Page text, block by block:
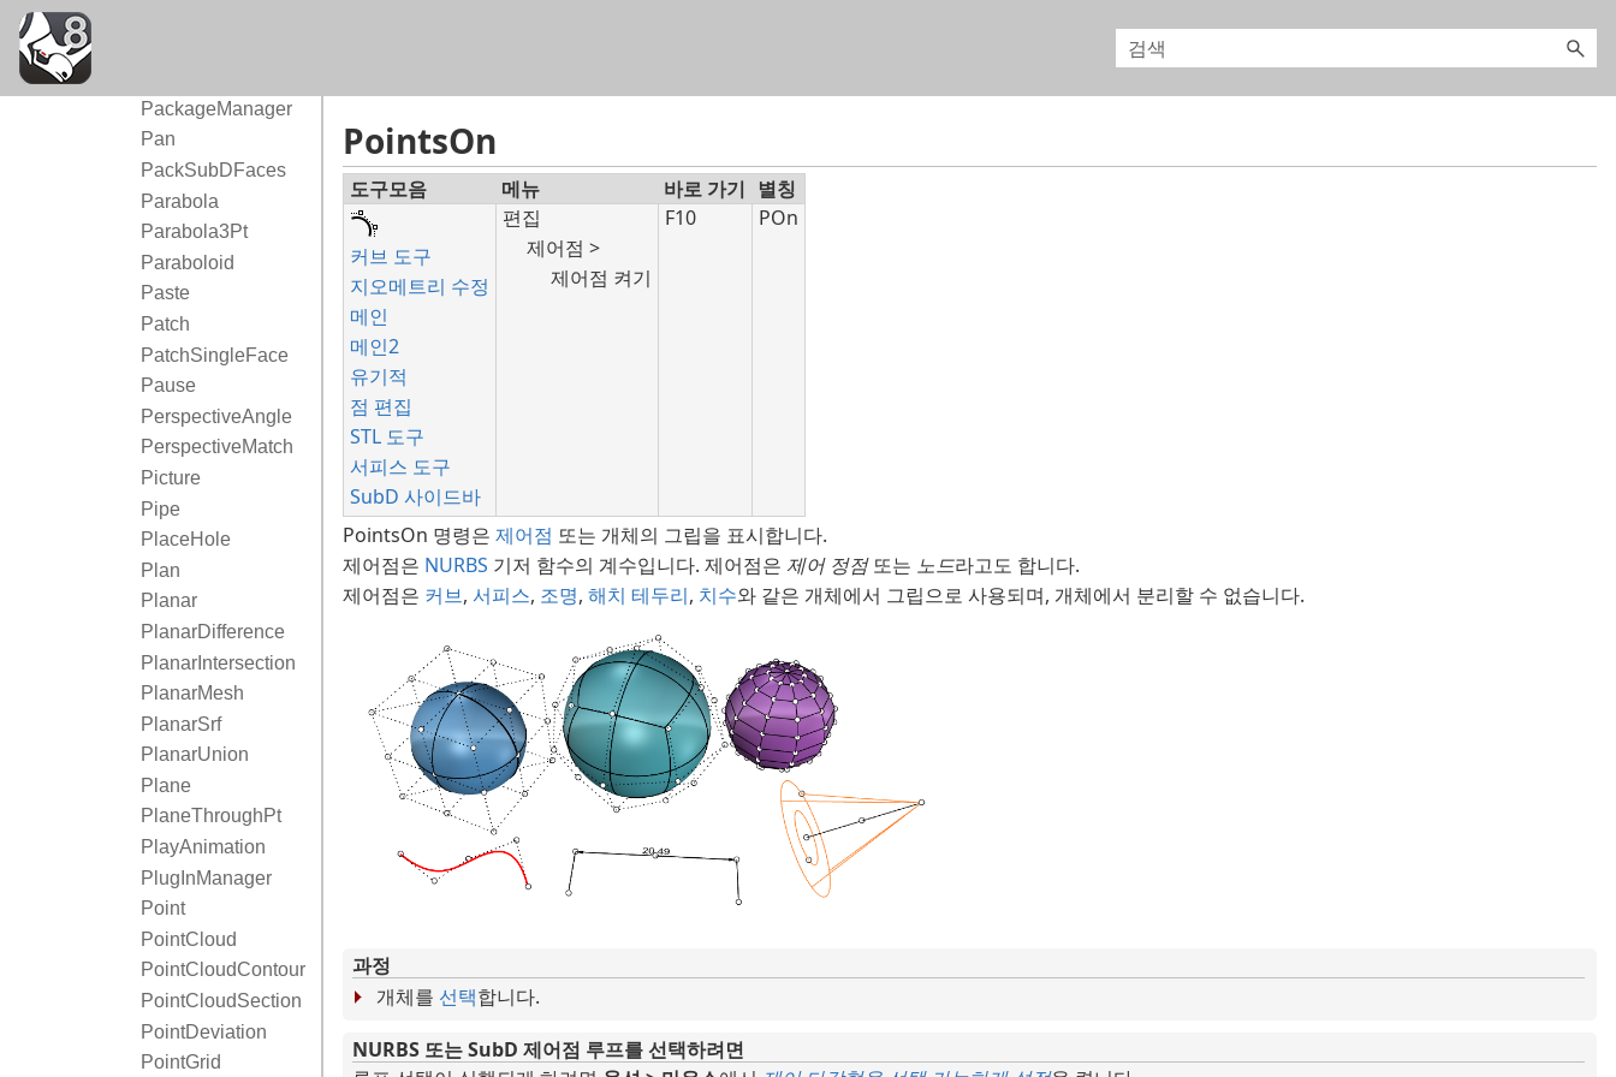
PackageManager
Pan
PackSubDFaces
Parabola
Parabola3Pt
Paraboloid
Paste
Patch
PatchSingleFace
Pause
PerspectiveAngle
PerspectiveMatch
Picture
Pipe
PlaceHole
Plan
Planar
PlanarDifference
PlanarIntersection
PlanarMesh
PlanarSrf
PlanarUnion
Plane
PlaneThroughPt
PlayAnimation
PlugInManager
Point
PointCloud
PointCloudContour
PointCloudSection
PointDeviation
PointGrid
PointsOn
도구모음 메뉴 바로 가기 별칭
커브 도구
지오메트리 수정
메인
메인2
유기적
점 편집
STL 도구
서피스 도구
SubD 사이드바
편집
제어점 >
제어점 켜기
F10 POn
PointsOn 명령은 제어점 또는 개체의 그립을 표시합니다.
제어점은 NURBS 기저 함수의 계수입니다. 제어점은 제어 정점또는 노드라고도 합니다.
제어점은 커브, 서피스, 조명, 해치 테두리, 치수와 같은 개체에서 그립으로 사용되며, 개체에서 분리할 수 없습니다.
과정
개체를 선택합니다.
NURBS 또는 SubD 제어점 루프를 선택하려면